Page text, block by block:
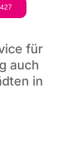
für
auch
in